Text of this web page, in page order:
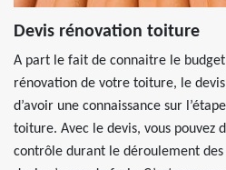
Devis rénovation toiture
A part le fait de connaitre le
rénovation de votre toiture, le
d’avoir une connaissance sur
toiture. Avec le devis, vous pouvez
contrôle durant le déroulement